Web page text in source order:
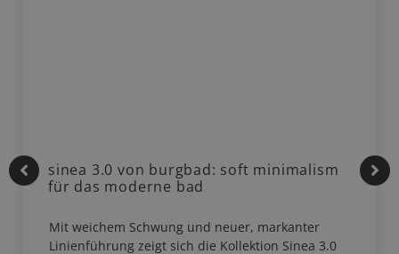
sinea 3.0 von burgbad: soft minimalism
für das moderne bad
Mit weichem Schwung und neuer, markanter
Linienführung zeigt sich die Kollektion Sinea 3.0